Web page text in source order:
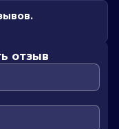
отзыв